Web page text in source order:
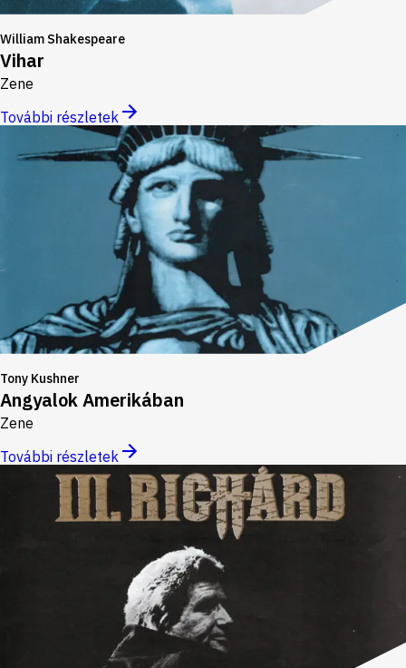
William Shakespeare
Vihar
Zene
További részletek
Tony Kushner
Angyalok Amerikában
Zene
További részletek